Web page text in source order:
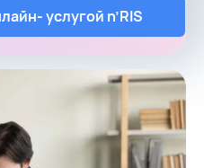
услугой n’RIS